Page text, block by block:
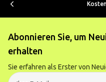
Abonnieren Sie, um
erhalten
Sie erfahren als Erster von